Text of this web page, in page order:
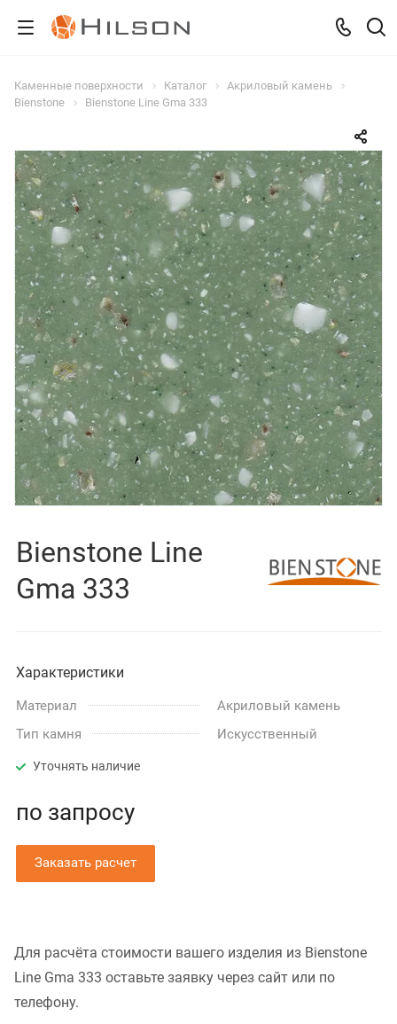
Каменные поверхности Каталог
Акриловый камень
Bienstone
Bienstone Line Gma 333
Bienstone Line
Gma 333
Характеристики
Материал
Акриловый камень
Тип камня
Искусственный
Уточнять наличие
по запросу
Заказать расчет
Для расчёта стоимости вашего изделия из Bienstone
Line Gma 333 оставьте заявку через сайт или по
телефону.